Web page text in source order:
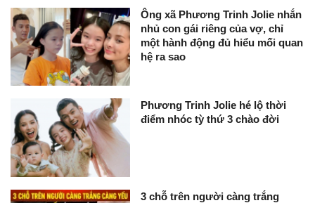
Ông xã Phương Trinh Jolie nhắn
nhủ con gái riêng của vợ, chỉ
một hành động đủ hiểu mối quan
hệ ra sao
Phương Trinh Jolie hé lộ thời
điểm nhóc tỳ thứ 3 chào đời
3 chỗ trên người càng trắng